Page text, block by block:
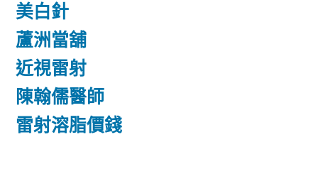
美白針
蘆洲當舖
近視雷射
陳翰儒醫師
雷射溶脂價錢